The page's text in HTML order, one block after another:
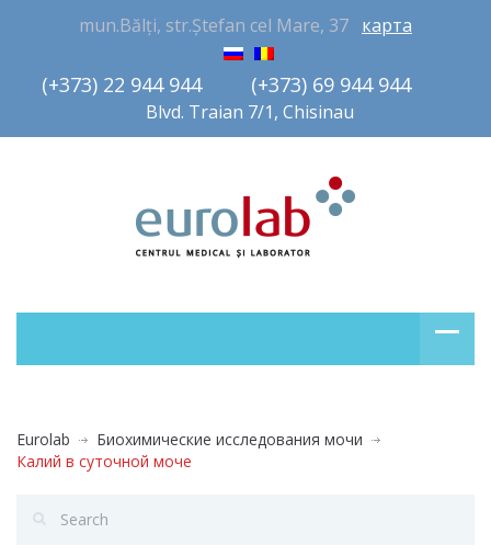
mun.Bălți, str.Ștefan cel Mare, 37 карта
(+373) 22 944 944         (+373) 69 944 944
Blvd. Traian 7/1, Chisinau
Eurolab
Биохимические исследования мочи
Калий в суточной моче